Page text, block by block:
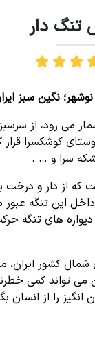
تنگ دار
نگین سبز
می رود، از
کوشکسرا
سرا و … .
که از دار و
این تنگه عبور
های تنگه
شمال کشور
تواند کمی
را از انسان